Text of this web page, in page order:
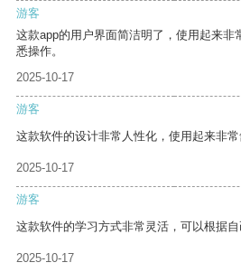
游客
这款app的用户界面简洁明了，使用起来非
悉操作。
2025-10-17
游客
这款软件的设计非常人性化，使用起来非常
2025-10-17
游客
这款软件的学习方式非常灵活，可以根据自
2025-10-17